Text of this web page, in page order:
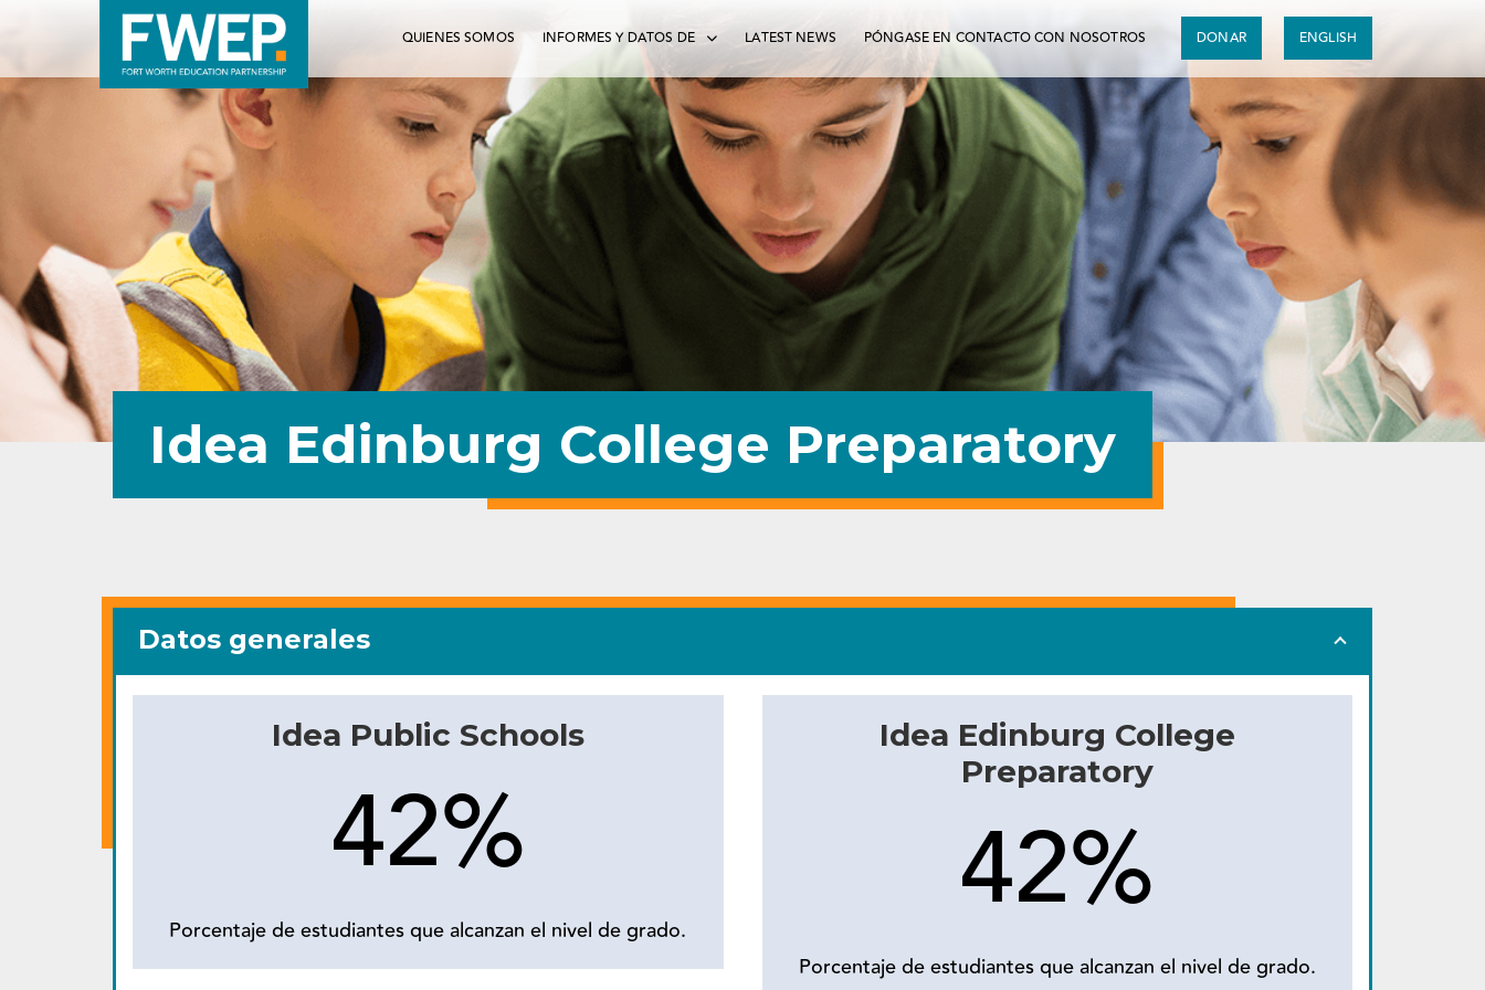
QUIENES SOMOS INFORMES Y DATOS DE LATEST NEWS PÓNGASE EN CONTACTO CON NOSOTROS DONAR ENGLISH
Idea Edinburg College Preparatory
Datos generales
Idea Public Schools
42%
Porcentaje de estudiantes que alcanzan el nivel de grado.
Idea Edinburg College
Preparatory
42%
Porcentaje de estudiantes que alcanzan el nivel de grado.